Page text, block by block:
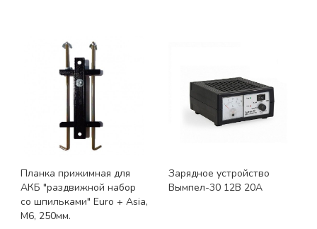
Планка прижимная для
АКБ "раздвижной набор
со шпильками" Euro + Asia,
M6, 250мм.
Зарядное устройство
Вымпел-30 12В 20А